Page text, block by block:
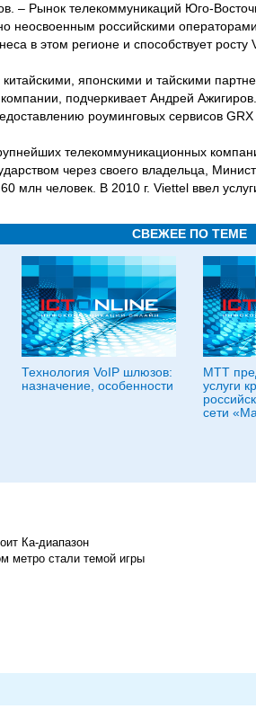
– Рынок телекоммуникаций Юго-
неосвоенным российскими
в этом регионе и способствует росту
японскими и тайскими
подчеркивает Андрей
роуминговых сервисов GRX
телекоммуникационных
через своего владельца,
млн человек. В 2010 г. Viettel ввел
СВЕЖЕЕ ПО ТЕМЕ
Технология VoIP шлюзов:
назначение, особенности
МТТ
услуги
сети
Ка-диапазон
метро стали темой игры